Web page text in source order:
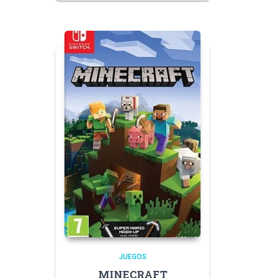
JUEGOS
MINECRAFT